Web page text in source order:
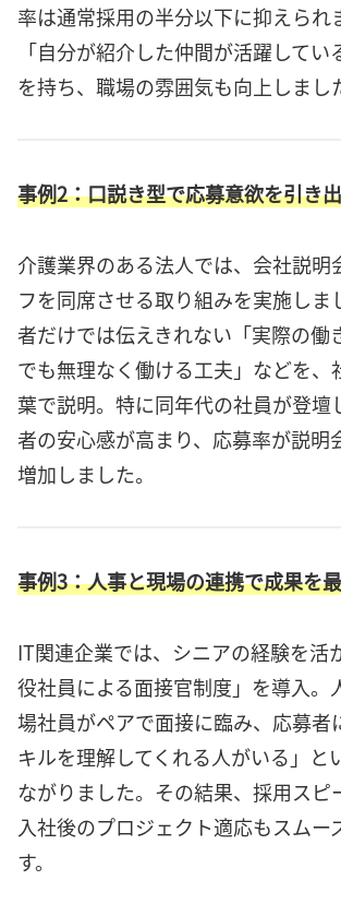
率は通常採用の半分以下に抑えられ
「自分が紹介した仲間が活躍してい
を持ち、職場の雰囲気も向上しまし
事例2：口説き型で応募意欲を引き
介護業界のある法人では、会社説明
フを同席させる取り組みを実施しま
者だけでは伝えきれない「実際の働
でも無理なく働ける工夫」などを、
葉で説明。特に同年代の社員が登壇
者の安心感が高まり、応募率が説明
増加しました。
事例3：人事と現場の連携で成果を
IT関連企業では、シニアの経験を活
役社員による面接官制度」を導入。
場社員がペアで面接に臨み、応募者
キルを理解してくれる人がいる」と
ながりました。その結果、採用スピ
入社後のプロジェクト適応もスムー
す。